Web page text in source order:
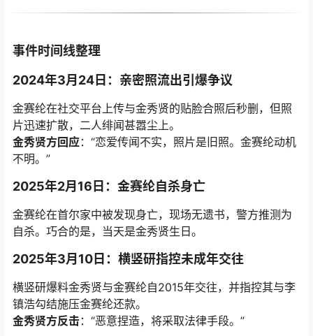
事件时间线整理
2024年3月24日：亲密照流出引爆争议
金赛纶在社交平台上传与金秀贤的贴脸合照后秒删，但照
片迅速扩散，二人绯闻甚嚣尘上。
金秀贤方回应：“恋爱传闻不实，照片是旧照。金赛纶动机
不明。”
2025年2月16日：金赛纶自杀身亡
金赛纶在首尔家中被发现身亡，现场无遗书，警方推测为
自杀。巧合的是，当天是金秀贤生日。
2025年3月10日：横竖研指控未成年交往
横竖研爆料金秀贤与金赛纶自2015年交往，并指控其与李
镇浩勾结施压金赛纶还款。
金秀贤方反击：“恶意捏造，将采取法律手段。”